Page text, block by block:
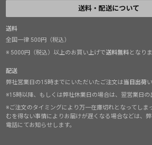
送料・配送について
送料
全国一律 500円（税込）
※ 5000円（税込）以上のお買い上げで送料無料となりま
配送
弊社営業日の15時までにいただいたご注文は当日出荷
※15時以降、もしくは弊社休業日の場合は、翌営業日の
※ご注文のタイミングにより万一在庫切れとなってしま
むを得ない事情によりお届けが遅くなる場合などは、
電話にてお知らせします。